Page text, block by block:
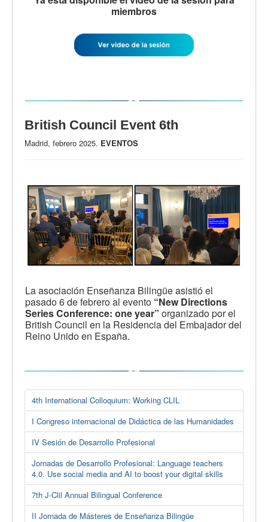
miembros
British Council Event 6th
Madrid, febrero 2025. EVENTOS
La asociación Enseñanza Bilingüe asistió el
pasado 6 de febrero al evento “New Directions
Series Conference: one year” organizado por el
British Council en la Residencia del Embajador del
Reino Unido en España.
4th International Colloquium: Working CLIL
I Congreso internacional de Didáctica de las Humanidades
IV Sesión de Desarrollo Profesional
Jornadas de Desarrollo Profesional: Language teachers
4.0. Use social media and AI to boost your digital skills
7th J-Clil Annual Bilingual Conference
II Jornada de Másteres de Enseñanza Bilingüe